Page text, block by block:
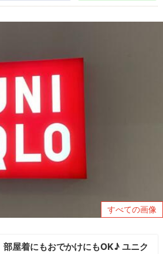
すべての画像
部屋着にもおでかけにもOK♪ ユニク